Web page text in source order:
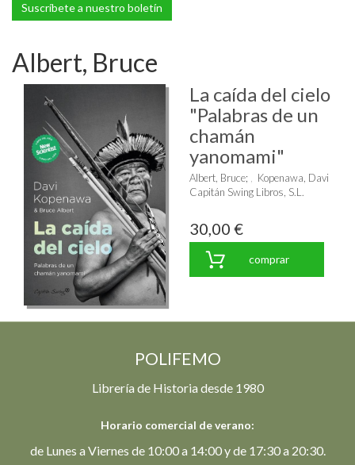
Suscríbete a nuestro boletín
Albert, Bruce
La caída del cielo
"Palabras de un
chamán
yanomami"
Albert, Bruce;
Kopenawa, Davi
Capitán Swing Libros, S.L.
30,00 €
comprar
POLIFEMO
Librería de Historia desde 1980
Horario comercial de verano:
de Lunes a Viernes de 10:00 a 14:00 y de 17:30 a 20:30.